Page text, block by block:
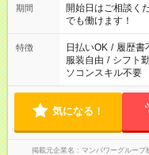
ん ※法令に基づき
となります ※労働
短時間・短期間の
期間
開始日はご相談
でも働けます！
特徴 日払いOK / 履歴書
服装自由 / シフト
ソコンスキル不要
気になる！
掲載元企業名 マンパワーグルー